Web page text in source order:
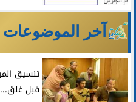
آخر الموضوعات
قبل غلق...